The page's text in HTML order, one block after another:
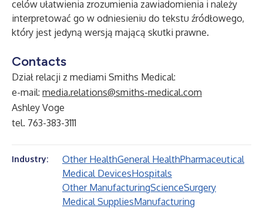
celów ułatwienia zrozumienia zawiadomienia i należy
interpretować go w odniesieniu do tekstu źródłowego,
który jest jedyną wersją mającą skutki prawne.
Contacts
Dział relacji z mediami Smiths Medical:
e-mail: media.relations@smiths-medical.com
Ashley Voge
tel. 763-383-3111
Industry: Other HealthGeneral HealthPharmaceutical
Medical DevicesHospitals
Other ManufacturingScienceSurgery
Medical SuppliesManufacturing